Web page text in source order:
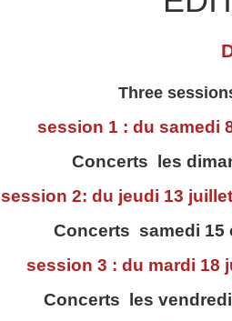
Three
session 1 : du samedi
Concerts les
session 2: du jeudi 13
Concerts samedi 15
session 3 : du mardi 18
Concerts les